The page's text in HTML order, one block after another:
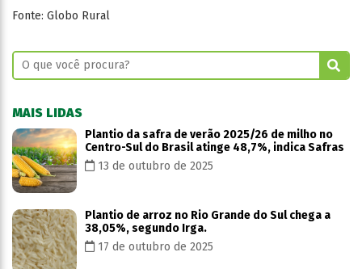
Fonte: Globo Rural
MAIS LIDAS
Plantio da safra de verão 2025/26 de milho no
Centro-Sul do Brasil atinge 48,7%, indica Safras
13 de outubro de 2025
Plantio de arroz no Rio Grande do Sul chega a
38,05%, segundo Irga.
17 de outubro de 2025